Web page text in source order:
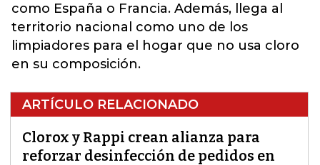
como España o Francia. Además, llega al
territorio nacional como uno de los
limpiadores para el hogar que no usa cloro
en su composición.
ARTÍCULO RELACIONADO
Clorox y Rappi crean alianza para
reforzar desinfección de pedidos en